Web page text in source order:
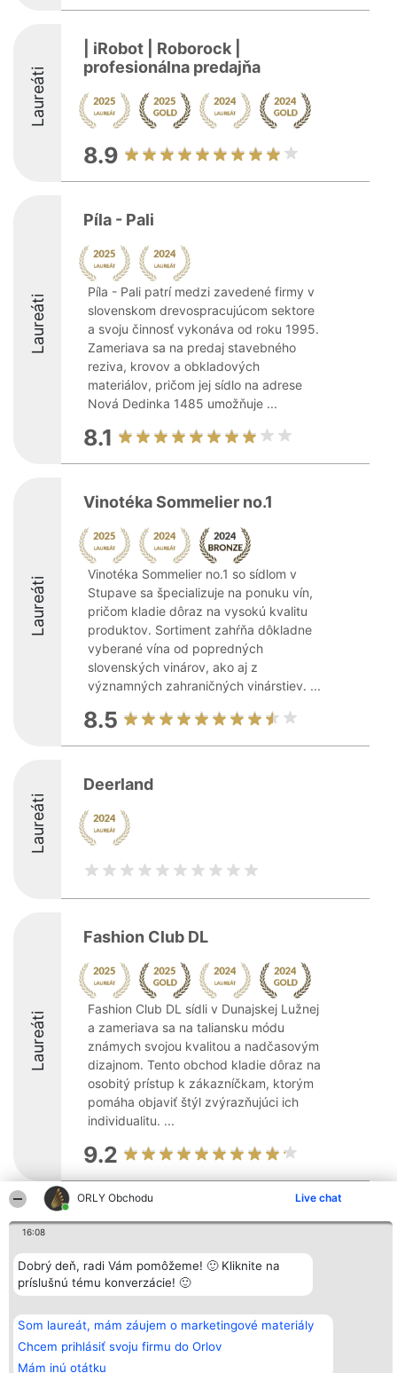
ORLY Obchodu Live chat
16:08
Dobrý deň, radi Vám pomôžeme! 🙂 Kliknite na
príslušnú tému konverzácie! 🙂
Som laureát, mám záujem o marketingové materiály
Chcem prihlásiť svoju firmu do Orlov
Mám inú otátku
Laureáti
| iRobot | Roborock |
profesionálna predajňa
8.9
Laureáti
Píla - Pali
Píla - Pali patrí medzi zavedené firmy v
slovenskom drevospracujúcom sektore
a svoju činnosť vykonáva od roku 1995.
Zameriava sa na predaj stavebného
reziva, krovov a obkladových
materiálov, pričom jej sídlo na adrese
Nová Dedinka 1485 umožňuje ...
8.1
Laureáti
Vinotéka Sommelier no.1
Vinotéka Sommelier no.1 so sídlom v
Stupave sa špecializuje na ponuku vín,
pričom kladie dôraz na vysokú kvalitu
produktov. Sortiment zahŕňa dôkladne
vyberané vína od popredných
slovenských vinárov, ako aj z
významných zahraničných vinárstiev. ...
8.5
Laureáti
Deerland
Laureáti
Fashion Club DL
Fashion Club DL sídli v Dunajskej Lužnej
a zameriava sa na taliansku módu
známych svojou kvalitou a nadčasovým
dizajnom. Tento obchod kladie dôraz na
osobitý prístup k zákazníčkam, ktorým
pomáha objaviť štýl zvýrazňujúci ich
individualitu. ...
9.2
Bright Side Solutions sp. z o.
ul. Ruska 22
Wrocław 50-079
KRS 0000749100 | Regon
381313360 | NIP 8943132676
wszystkich
Laureatów
Podmienky
Obchodné
Zásady
osobných